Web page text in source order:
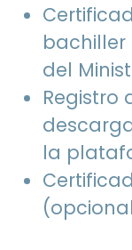
del
Registro
la